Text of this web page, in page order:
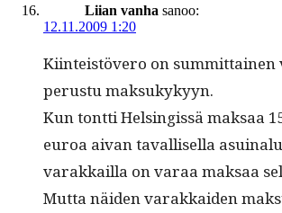
Liian vanha sanoo:
12.11.2009 1:20
Kiin­teistövero on sum­mit­tainen
perus­tu maksukykyyn.
Kun tont­ti Helsingis­sä mak­saa
euroa aivan taval­lisel­la
varakkail­la on varaa mak­saa
Mut­ta näi­den varakkaiden